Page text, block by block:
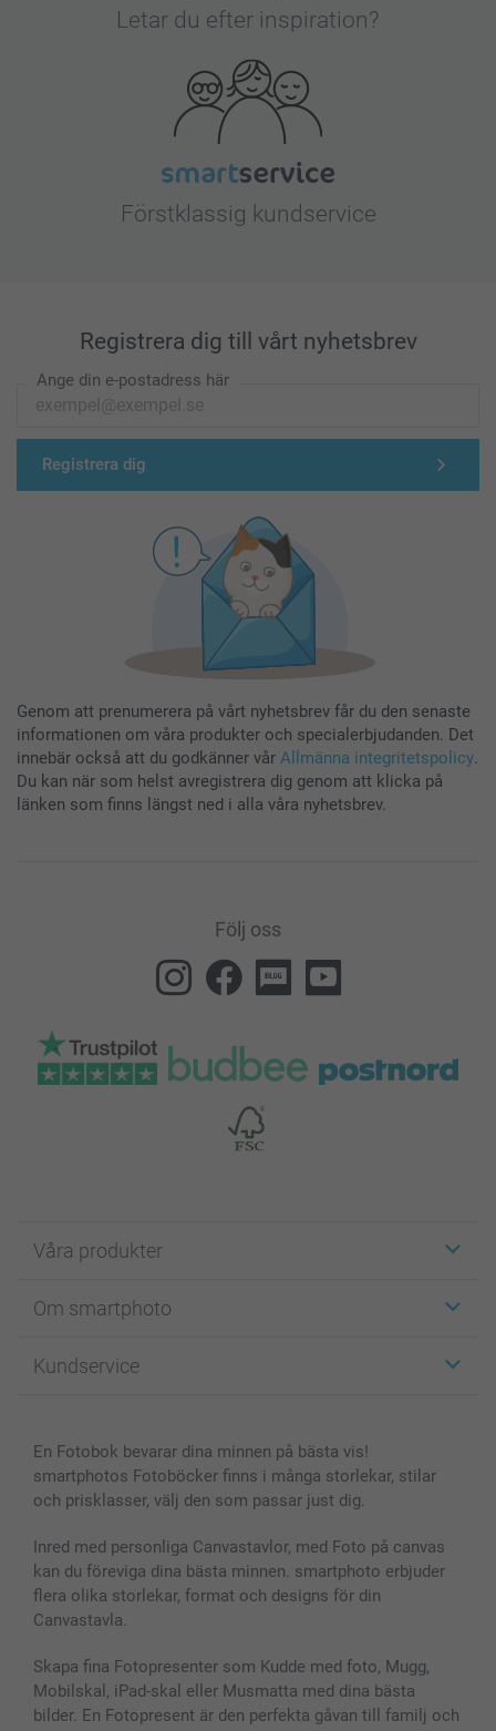
Letar du efter inspiration?
Förstklassig kundservice
Registrera dig till vårt nyhetsbrev
Ange din e-postadress här
Registrera dig
Genom att prenumerera på vårt nyhetsbrev får du den senaste
informationen om våra produkter och specialerbjudanden. Det
innebär också att du godkänner vår Allmänna integritetspolicy.
Du kan när som helst avregistrera dig genom att klicka på
länken som finns längst ned i alla våra nyhetsbrev.
Följ oss
Våra produkter
Fotokort
Fotoböcker
Skal till Mobil & Surfplatta
MyNameBook
Fotoramar & Tillbehör
Presentkort
Alla fotoprodukter
Om smartphoto
För affiliates
Sitemap
Villkor och garantier
Kundservice
smartbonus
Priser & betalning
En Fotobok bevarar dina minnen på bästa vis!
smartphotos Fotoböcker finns i många storlekar, stilar
och prisklasser, välj den som passar just dig.
Inred med personliga Canvastavlor, med Foto på canvas
kan du föreviga dina bästa minnen. smartphoto erbjuder
flera olika storlekar, format och designs för din
Canvastavla.
Skapa fina Fotopresenter som Kudde med foto, Mugg,
Mobilskal, iPad-skal eller Musmatta med dina bästa
bilder. En Fotopresent är den perfekta gåvan till familj och